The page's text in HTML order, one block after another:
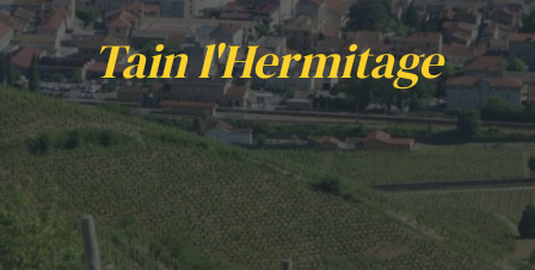
Tain l'Hermitage